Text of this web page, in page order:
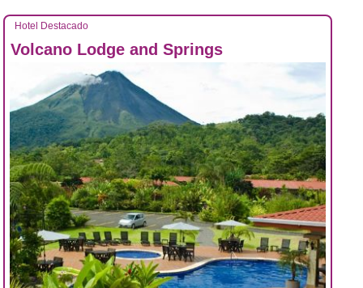
Hotel Destacado
Volcano Lodge and Springs